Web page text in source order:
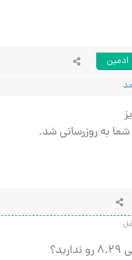
ادمین
به روزرسانی شد.